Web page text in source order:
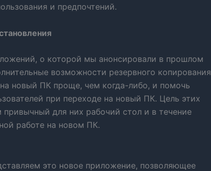
и предпочтений.
о которой мы анонсировали в прошлом
возможности резервного копирования
новый ПК проще, чем когда-либо, и помочь
при переходе на новый ПК. Цель этих
для них рабочий стол и в течение
работе на новом ПК.
это новое приложение, позволяющее